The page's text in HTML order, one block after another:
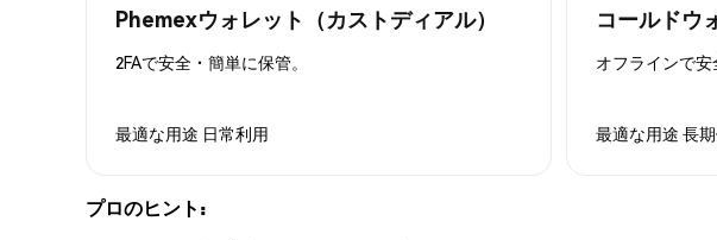
Phemexウォレット（カストディアル）
2FAで安全・簡単に保管。
最適な用途 日常利用
コールドウ
オフラインで安
最適な用途 長
プロのヒント: